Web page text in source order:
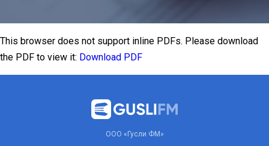
This browser does not support inline PDFs. Please download
the PDF to view it: Download PDF
ООО «Гусли ФМ»